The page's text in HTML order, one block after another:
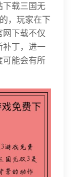
下载三国无
，玩家在下
网下载不仅
补丁，进一
可能会有所